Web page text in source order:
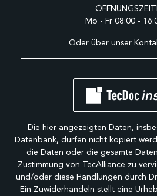
Mo - Fr 08:00 -
Oder über unser
Die hier angezeigten Daten,
Datenbank, dürfen nicht kopiert
die Daten oder die gesamte
Zustimmung von TecAlliance zu
und/oder diese Handlungen durch
Ein Zuwiderhandeln stellt eine